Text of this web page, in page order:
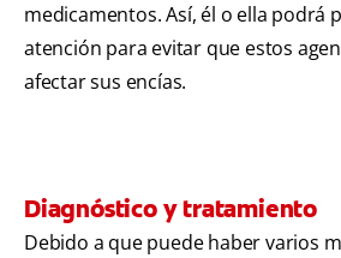
medicamentos. Así, él o ella podrá
atención para evitar que estos
afectar sus encías.
Diagnóstico y tratamiento
Debido a que puede haber varios